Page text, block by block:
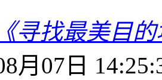
寻找最美目
月07日